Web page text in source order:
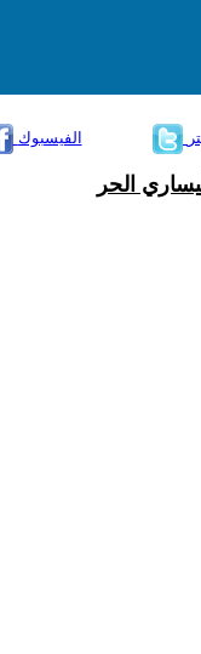
الفيسبوك
الحر